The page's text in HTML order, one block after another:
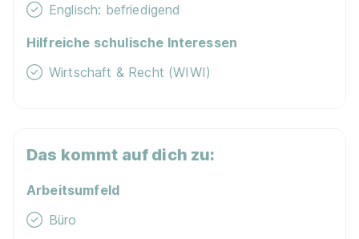
Englisch: befriedigend
Hilfreiche schulische Interessen
Wirtschaft & Recht (WIWI)
Das kommt auf dich zu:
Arbeitsumfeld
Büro